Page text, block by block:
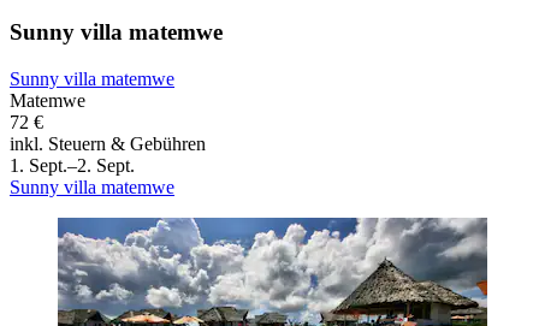
Sunny villa matemwe
Sunny villa matemwe
Matemwe
72 €
inkl. Steuern & Gebühren
1. Sept.–2. Sept.
Sunny villa matemwe